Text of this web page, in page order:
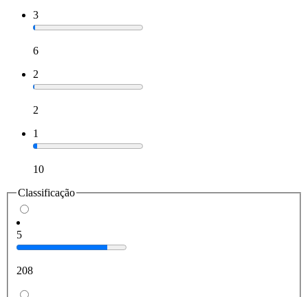
3
6
2
2
1
10
Classificação
5
208